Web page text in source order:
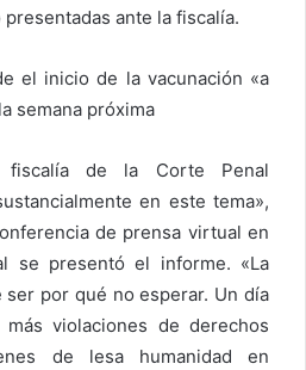
ante la fiscalía.
el inicio de la vacunación «a
semana próxima
fiscalía de la Corte Penal
en este tema»,
de prensa virtual en
se presentó el informe. «La
ser por qué no esperar. Un día
violaciones de derechos
de lesa humanidad en